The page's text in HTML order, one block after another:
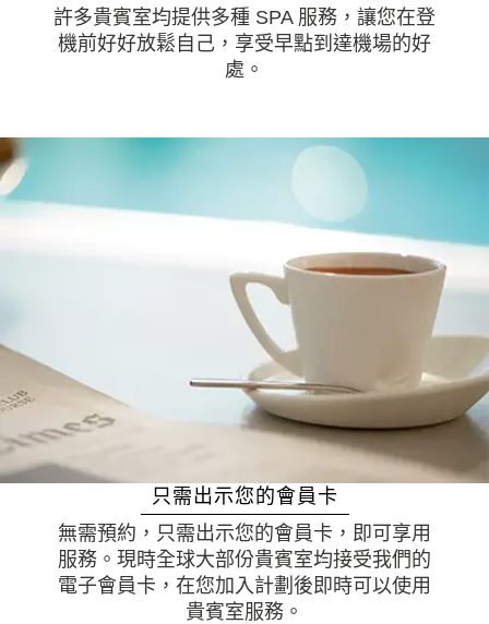
許多貴賓室均提供多種 SPA 服務，讓您在登
機前好好放鬆自己，享受早點到達機場的好
處。
只需出示您的會員卡
無需預約，只需出示您的會員卡，即可享用
服務。現時全球大部份貴賓室均接受我們的
電子會員卡，在您加入計劃後即時可以使用
貴賓室服務。